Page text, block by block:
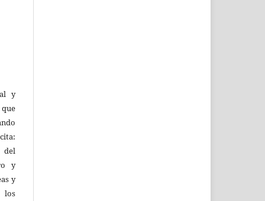
y
del
y
y
los